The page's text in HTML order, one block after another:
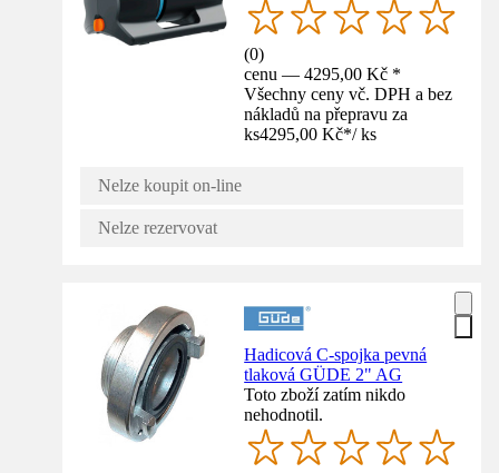
(0)
cenu — 4295,00 Kč *
Všechny ceny vč. DPH a bez
nákladů na přepravu za
ks4295,00 Kč*/ ks
Nelze koupit on-line
Nelze rezervovat
Hadicová C-spojka pevná
tlaková GÜDE 2" AG
Toto zboží zatím nikdo
nehodnotil.